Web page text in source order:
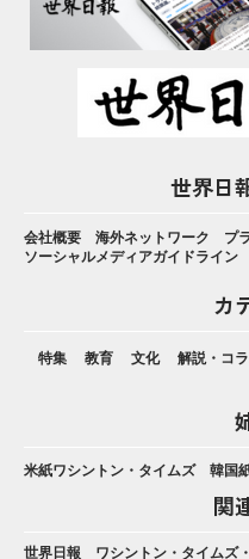
世界日
会社概要 海外ネットワーク
プ
ソーシャルメディアガイドライン
カ
特集 教育 文化 解説・コ
米紙ワシントン・タイムズ 韓国
関
世界日報 ワシントン・タイムズ